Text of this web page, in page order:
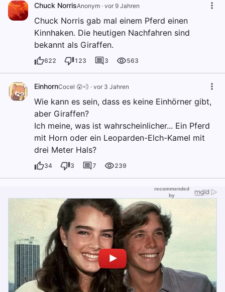
Chuck NorrisAnonym · vor 9 Jahren
Chuck Norris gab mal einem Pferd einen
Kinnhaken. Die heutigen Nachfahren sind
bekannt als Giraffen.
622 123 3 563
EinhornCocel 😮💨 · vor 3 Jahren
Wie kann es sein, dass es keine Einhörner gibt,
aber Giraffen?
Ich meine, was ist wahrscheinlicher... Ein Pferd
mit Horn oder ein Leoparden-Elch-Kamel mit
drei Meter Hals?
34 3 7 239